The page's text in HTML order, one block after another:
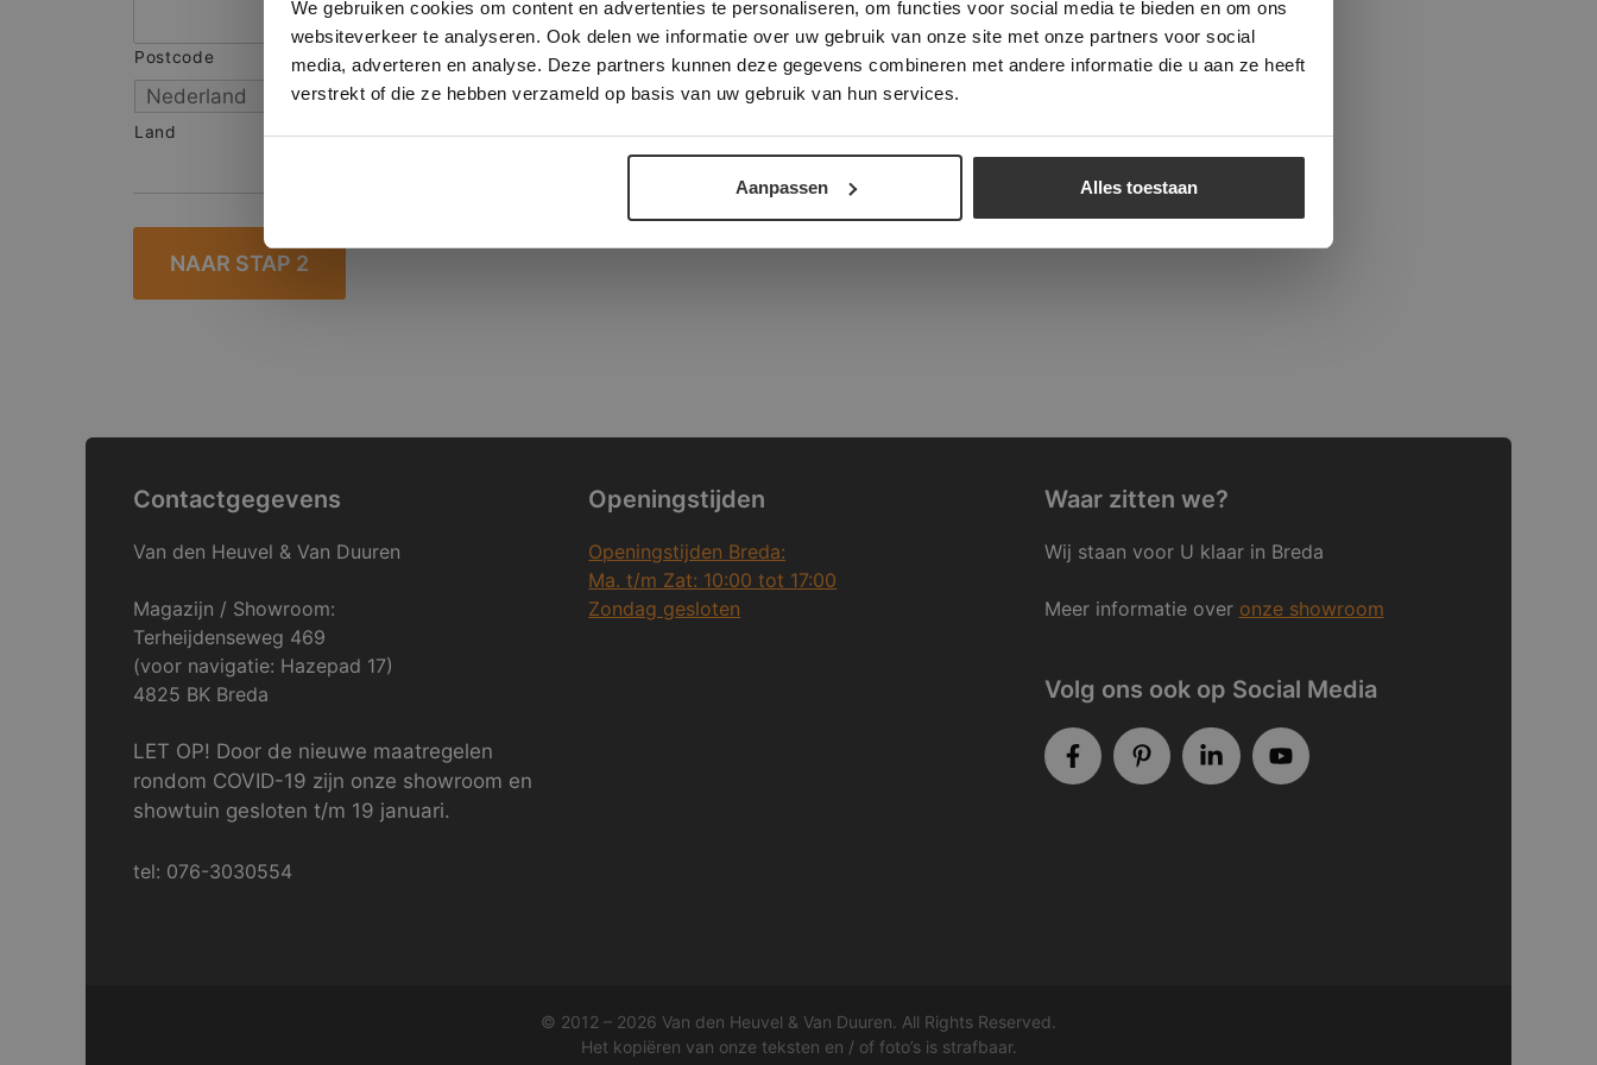
We gebruiken cookies om content en advertenties te personaliseren, om functies voor social media te bieden en om ons
websiteverkeer te analyseren. Ook delen we informatie over uw gebruik van onze site met onze partners voor social
media, adverteren en analyse. Deze partners kunnen deze gegevens combineren met andere informatie die u aan ze heeft
verstrekt of die ze hebben verzameld op basis van uw gebruik van hun services.
Aanpassen Alles toestaan
Postcode Stad
Land
Contactgegevens
Van den Heuvel & Van Duuren
Magazijn / Showroom:
Terheijdenseweg 469
(voor navigatie: Hazepad 17)
4825 BK Breda
LET OP! Door de nieuwe maatregelen
rondom COVID-19 zijn onze showroom en
showtuin gesloten t/m 19 januari.
tel: 076-3030554
Openingstijden
Openingstijden Breda:
Ma. t/m Zat: 10:00 tot 17:00
Zondag gesloten
Waar zitten we?
Wij staan voor U klaar in Breda
Meer informatie over onze showroom
Volg ons ook op Social Media
© 2012 – 2026 Van den Heuvel & Van Duuren. All Rights Reserved.
Het kopiëren van onze teksten en / of foto’s is strafbaar.
verder
ALLES ACCEPTEREN ALLES AFWIJZEN